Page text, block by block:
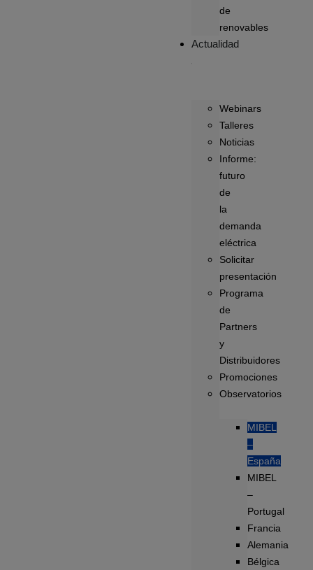
de
renovables
Actualidad
Webinars
Talleres
Noticias
Informe:
futuro
de
la
demanda
eléctrica
Solicitar
presentación
Programa
de
Partners
y
Distribuidores
Promociones
Observatorios
MIBEL
–
España
MIBEL
–
Portugal
Francia
Alemania
Bélgica